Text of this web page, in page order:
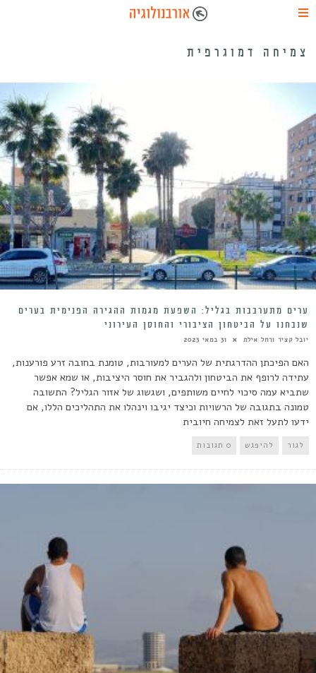
צמיחה דמוגרפית
ערים מתערבבות בגליל: השפעת מגמות ההגירה הפנימית בערים
שנבחנו על הביטחון הציבורי והחוסן העירוני
יובל קציר ורחל אילת 31 במאי 2023
האם הפיכתן ההדרגתית של הערים למעורבות, טומנת בחובה זרע פורענות,
עתידה לרופף את הביטחון ולהגביר את חוסר היציבות, או שמא אפשר
שתביא עמה סיכוי לחיים משותפים, ושגשוג של אזור הגליל? התשובה
טמונה בתגובה של הרשויות וכיצד יגיבו וינהלו את התהליכים הללו, אם
ידעו לתעל זאת לצמיחה חיובית
לגור להיפגש 0 תגובות